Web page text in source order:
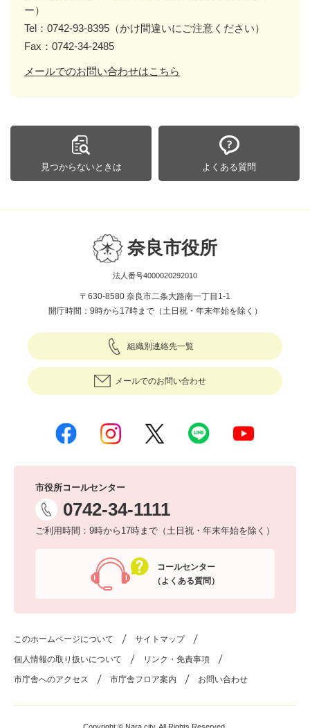
ー）
Tel：0742-93-8395（かけ間違いにご注意ください）
Fax：0742-34-2485
メールでのお問い合わせはこちら
見つからないときは よくある質問
奈良市役所
法人番号4000020292010
〒630-8580 奈良市二条大路南一丁目1-1
開庁時間：9時から17時まで（土日祝・年末年始を除く）
組織別連絡先一覧
メールでのお問い合わせ
市役所コールセンター
0742-34-1111
ご利用時間：9時から17時まで（土日祝・年末年始を除く）
コールセンター
（よくある質問）
このホームページについて サイトマップ
個人情報の取り扱いについて リンク・免責事項
市庁舎へのアクセス 市庁舎フロア案内 お問い合わせ